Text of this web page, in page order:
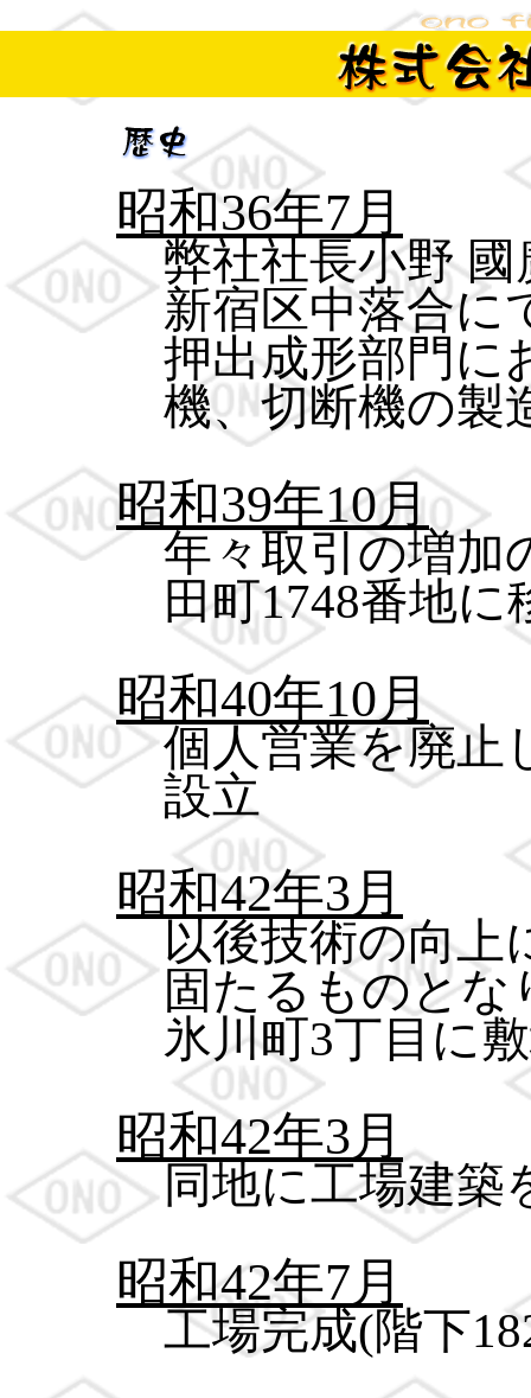
昭和36年7月
弊社社長小野
新宿区中落合に
押出成形部門に
機、切断機の製
昭和39年10月
年々取引の増加
田町1748番地に
昭和40年10月
個人営業を廃止
設立
昭和42年3月
以後技術の向上
固たるものと
氷川町3丁目に
昭和42年3月
同地に工場建築
昭和42年7月
工場完成(階下